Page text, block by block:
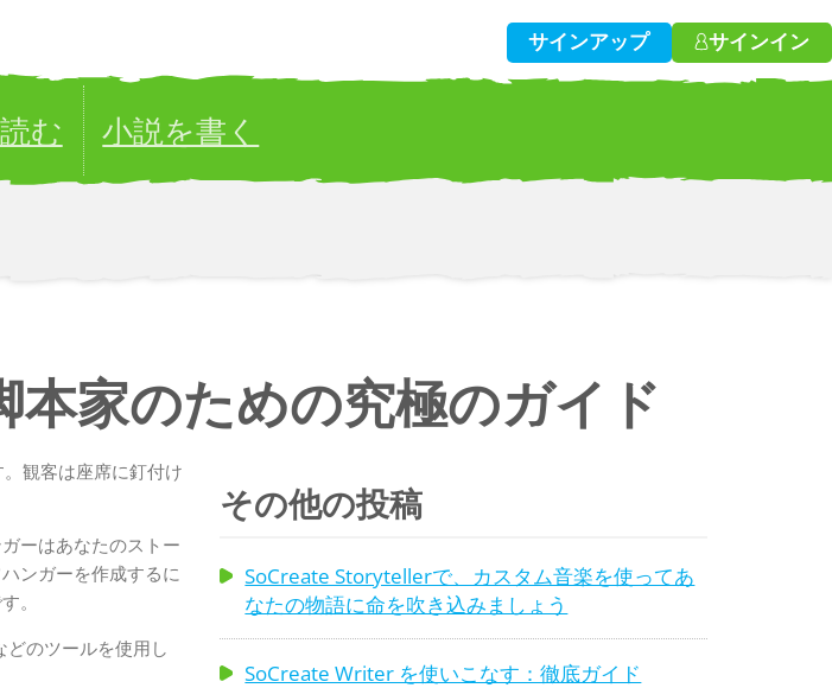
サインアップ サインイン
む 小説を書く
家のための究極のガイド
観客は座席に釘付け
ーはあなたのストー
ンガーを作成するに
。
どのツールを使用し
その他の投稿
SoCreate Storytellerで、カスタム音楽を使ってあ
なたの物語に命を吹き込みましょう
SoCreate Writer を使いこなす：徹底ガイド